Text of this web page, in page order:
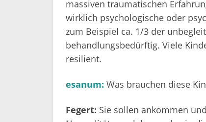
massiven traumatischen
wirklich psychologische oder
zum Beispiel ca. 1/3 der
behandlungsbedürftig. Viele
resilient.
esanum: Was brauchen diese
Fegert: Sie sollen ankommen